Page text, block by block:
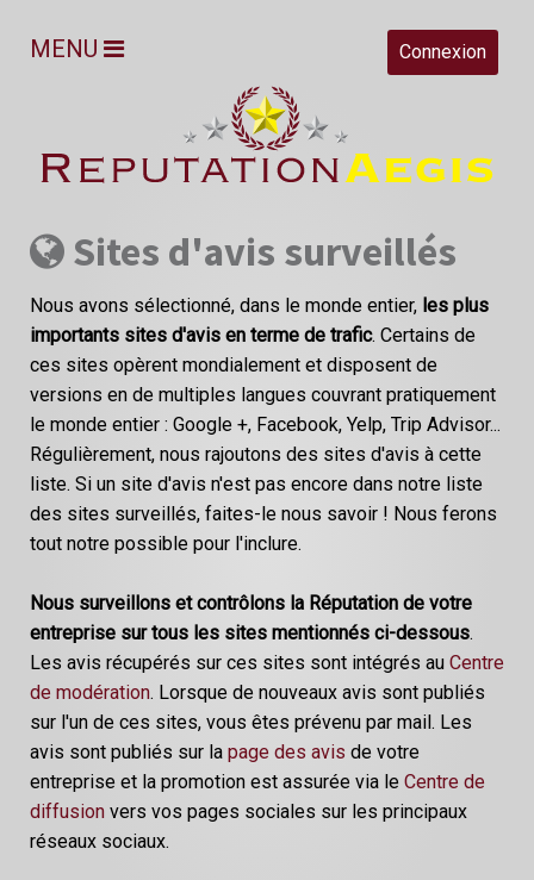
Connexion
MENU
Sites d'avis surveillés
Nous avons sélectionné, dans le monde entier, les plus
importants sites d'avis en terme de trafic. Certains de
ces sites opèrent mondialement et disposent de
versions en de multiples langues couvrant pratiquement
le monde entier : Google +, Facebook, Yelp, Trip Advisor...
Régulièrement, nous rajoutons des sites d'avis à cette
liste. Si un site d'avis n'est pas encore dans notre liste
des sites surveillés, faites-le nous savoir ! Nous ferons
tout notre possible pour l'inclure.
Nous surveillons et contrôlons la Réputation de votre
entreprise sur tous les sites mentionnés ci-dessous.
Les avis récupérés sur ces sites sont intégrés au Centre
de modération. Lorsque de nouveaux avis sont publiés
sur l'un de ces sites, vous êtes prévenu par mail. Les
avis sont publiés sur la page des avis de votre
entreprise et la promotion est assurée via le Centre de
diffusion vers vos pages sociales sur les principaux
réseaux sociaux.